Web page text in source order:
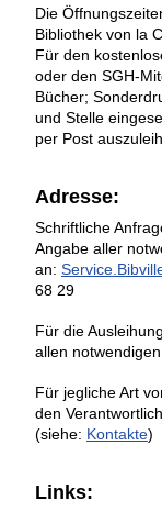
Die
Bibliothek von la
Für den
oder den SGH-
Bücher;
und Stelle
per Post
Adresse:
Schriftliche
Angabe aller
an:
68 29
Für die
allen
Für jegliche Art
den
(siehe: Kontakte)
Links: